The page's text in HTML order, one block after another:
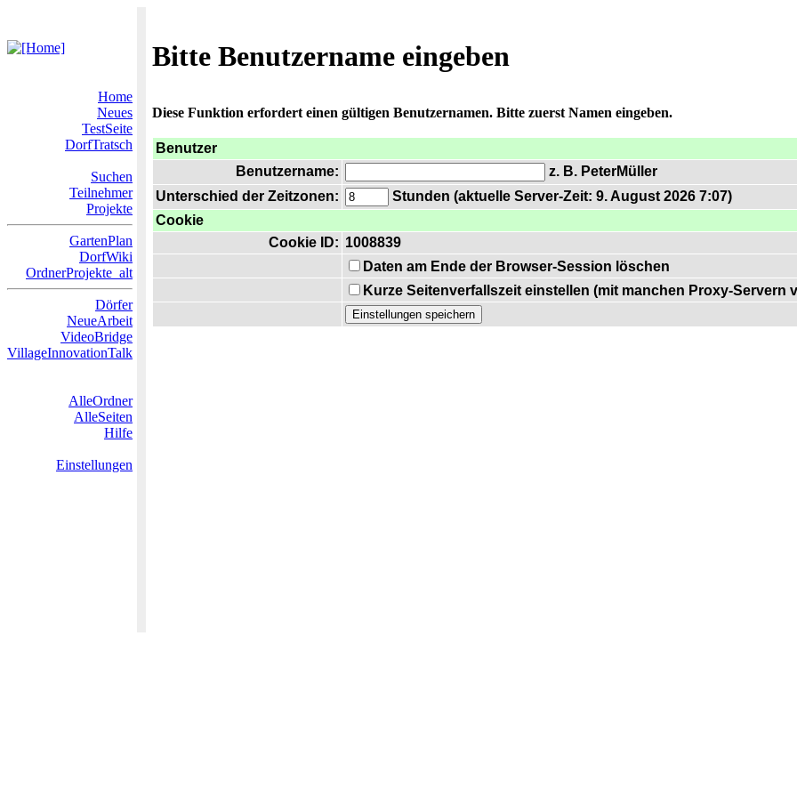
Bitte Benutzername eingeben
Home
Neues
TestSeite
DorfTratsch
Suchen
Teilnehmer
Projekte
GartenPlan
DorfWiki
OrdnerProjekte_alt
Dörfer
NeueArbeit
VideoBridge
VillageInnovationTalk
AlleOrdner
AlleSeiten
Hilfe
Einstellungen
Diese Funktion erfordert einen gültigen Benutzernamen. Bitte zuerst Namen eingeben.
Benutzer
Benutzername:
z. B. PeterMüller
Unterschied der Zeitzonen:
Stunden (aktuelle Server-Zeit: 9. August 2026 7:07)
Cookie
Cookie ID: 1008839
Daten am Ende der Browser-Session löschen
Kurze Seitenverfallszeit einstellen (mit manchen Proxy-Servern